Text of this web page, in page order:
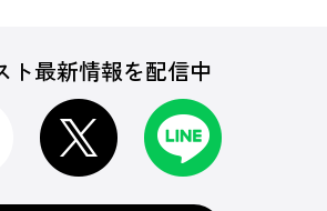
ト最新情報を配信中